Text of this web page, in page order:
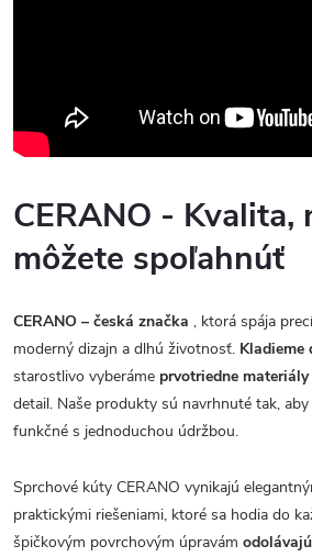
CERANO - Kvalita,
môžete spoľahnúť
CERANO – česká značka , ktorá spája
moderný dizajn a dlhú životnosť. Kladieme
starostlivo vyberáme prvotriedne materiály
detail. Naše produkty sú navrhnuté tak,
funkčné s jednoduchou údržbou.
Sprchové kúty CERANO vynikajú
praktickými riešeniami, ktoré sa hodia do
špičkovým povrchovým úpravám